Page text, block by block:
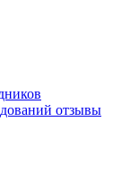
отзывы